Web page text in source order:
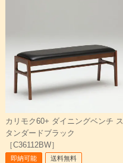
カリモク60+ ダイニングベンチ ス
タンダードブラック
［C36112BW］
即納可能 送料無料